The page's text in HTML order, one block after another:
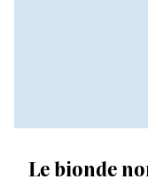
Le bionde